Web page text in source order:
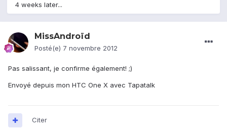
4 weeks later...
MissAndroïd
Posté(e) 7 novembre 2012
Pas salissant, je confirme également! ;)
Envoyé depuis mon HTC One X avec Tapatalk
Citer